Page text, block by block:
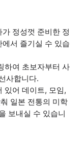
정성껏 준비한 정
서 즐기실 수 있습
하여 초보자부터 사
사합니다.
있어 데이트, 모임,
일본 전통의 미학
보내실 수 있습니